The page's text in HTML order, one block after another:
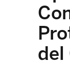
del